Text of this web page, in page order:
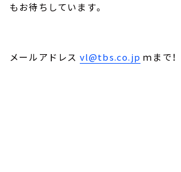
もお待ちしています。
メールアドレス vl@tbs.co.jp ｍまで！